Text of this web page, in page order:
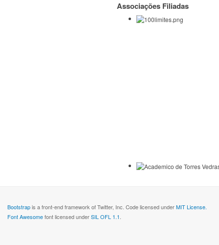
Associações Filiadas
Bootstrapis a front-end framework of Twitter, Inc. Code licensed underMIT License.
Font Awesomefont licensed underSIL OFL 1.1